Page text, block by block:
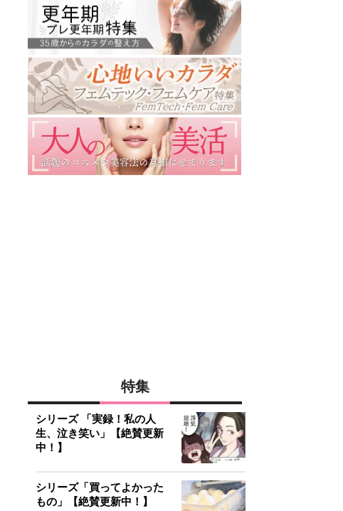
特集
シリーズ 「実録！私の人
生、泣き笑い」【絶賛更新
中！】
シリーズ「買ってよかった
もの」【絶賛更新中！】